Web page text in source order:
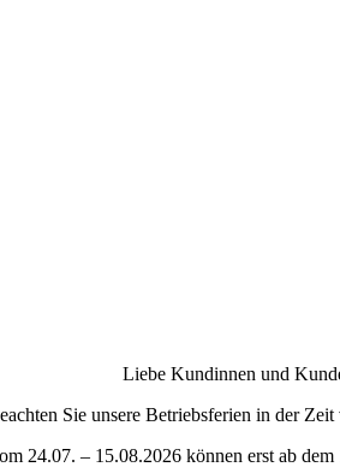
Liebe Kundinnen und
Sie unsere Betriebsferien in der
24.07. – 15.08.2026 können erst ab